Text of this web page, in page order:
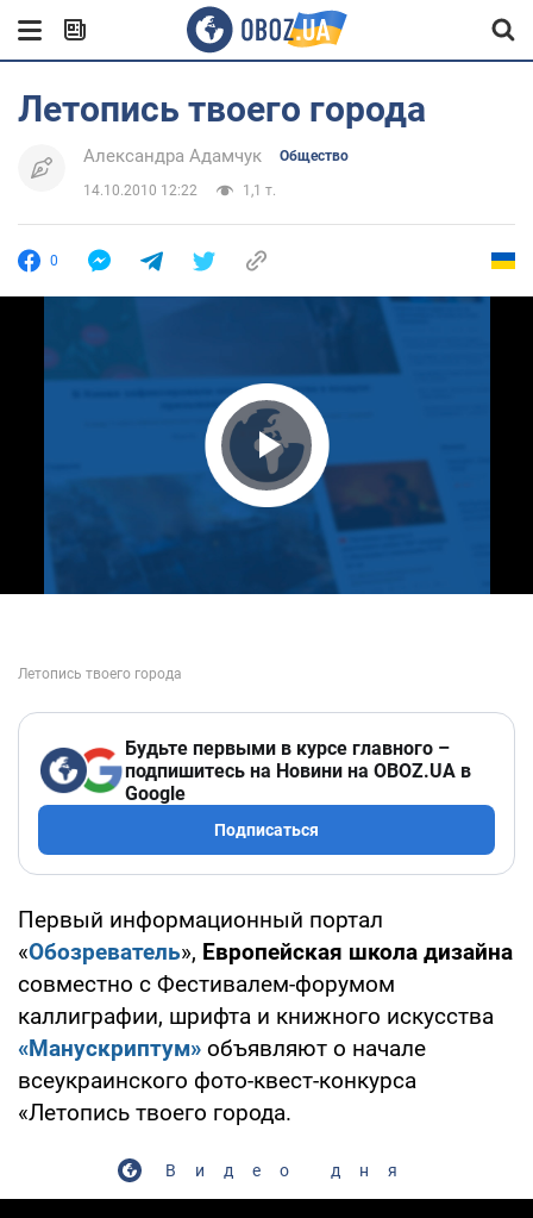
Летопись твоего города
Александра Адамчук Общество
14.10.2010 12:22 1,1 т.
0
Play Video
Будьте первыми в курсе главного –
подпишитесь на Новини на OBOZ.UA в
Google
Подписаться
Первый информационный портал
«Обозреватель», Европейская школа дизайна
совместно с Фестивалем-форумом
каллиграфии, шрифта и книжного искусства
«Манускриптум» объявляют о начале
всеукраинского фото-квест-конкурса
«Летопись твоего города.
Видео дня